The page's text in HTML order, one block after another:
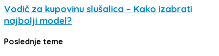
Vodič za kupovinu slušalica – Kako izabrati
najbolji model?
Poslednje teme